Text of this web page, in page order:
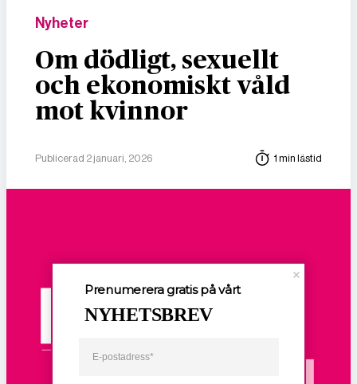
Nyheter
Om dödligt, sexuellt
och ekonomiskt våld
mot kvinnor
Publicerad 2 januari, 2026 1 min lästid
Prenumerera gratis på vårt
NYHETSBREV